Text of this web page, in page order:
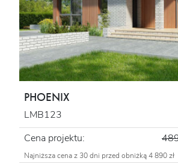
PHOENIX
LMB123
Cena projektu:
Najniższa cena z 30 dni przed obniżką 4 890 zł